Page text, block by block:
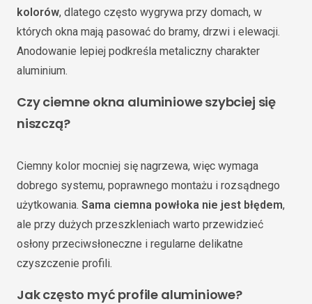
kolorów, dlatego często wygrywa przy domach, w
których okna mają pasować do bramy, drzwi i elewacji.
Anodowanie lepiej podkreśla metaliczny charakter
aluminium.
Czy ciemne okna aluminiowe szybciej się
niszczą?
Ciemny kolor mocniej się nagrzewa, więc wymaga
dobrego systemu, poprawnego montażu i rozsądnego
użytkowania. Sama ciemna powłoka nie jest błędem,
ale przy dużych przeszkleniach warto przewidzieć
osłony przeciwsłoneczne i regularne delikatne
czyszczenie profili.
Jak często myć profile aluminiowe?